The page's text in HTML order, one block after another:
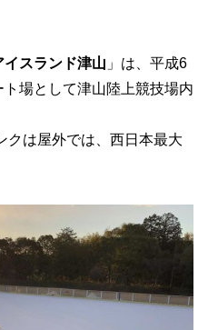
イスランド津山 」は、平成6
場として津山陸上競技場内
クは屋外では、西日本最大